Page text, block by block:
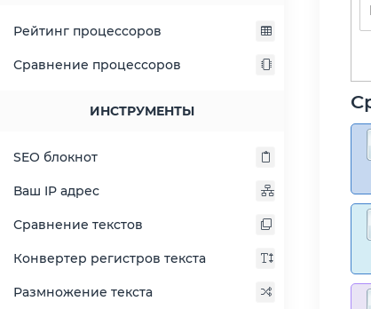
Рейтинг процессоров
Сравнение процессоров
ИНСТРУМЕНТЫ
SEO блокнот
Ваш IP адрес
Сравнение текстов
Конвертер регистров текста
Размножение текста